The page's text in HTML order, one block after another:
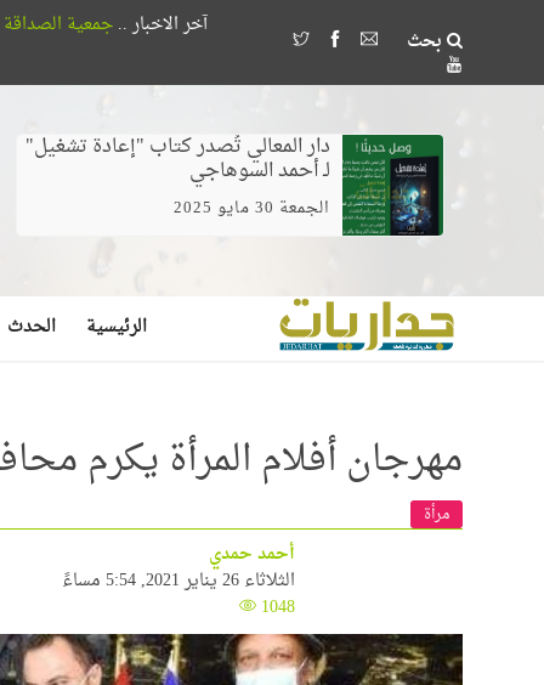
بحث
آخر الاخبار .. جمعية الصداقة المصرية الأذربيجانية تُكرم 18 طالباً بجامعة القاهرة
وخلط الغيرة بالخوف يصنع مُضللين لا مرشدين
دار المعالي تُصدر كتاب "إعادة تشغيل"
لـ أحمد السوهاجي
الجمعة 30 مايو 2025
الرئيسية الحدث
مهرجان أفلام المرأة يكرم
مرأة
أحمد حمدي
الثلاثاء 26 يناير 2021, 5:54 مساءً
1048